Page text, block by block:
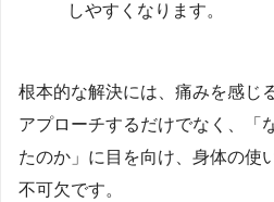
しやすくなります。
根本的な解決には、痛みを感じ
アプローチするだけでなく、「
たのか」に目を向け、身体の使
不可欠です。